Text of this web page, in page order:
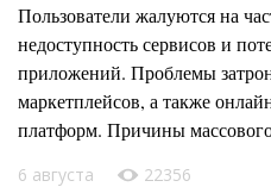
Пользователи жалуются на
недоступность сервисов и
приложений. Проблемы
маркетплейсов, а также
платформ. Причины
6 августа 22356